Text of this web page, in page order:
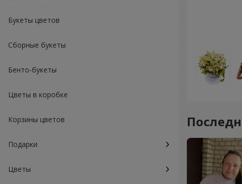
Букеты цветов
Сборные букеты
Бенто-букеты
Цветы в коробке
Корзины цветов
Подарки
Цветы